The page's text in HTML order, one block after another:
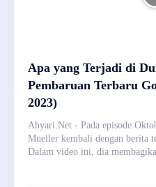
Apa yang Terjadi di
Pembaruan Terbaru
2023)
Ahyari.Net - Pada episode
Mueller kembali dengan berita
Dalam video ini, dia